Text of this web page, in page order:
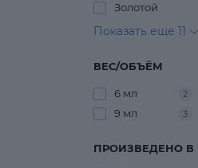
Золотой
Показать еще 11
ВЕС/ОБЪЁМ
6 мл 2
9 мл 3
ПРОИЗВЕДЕНО В